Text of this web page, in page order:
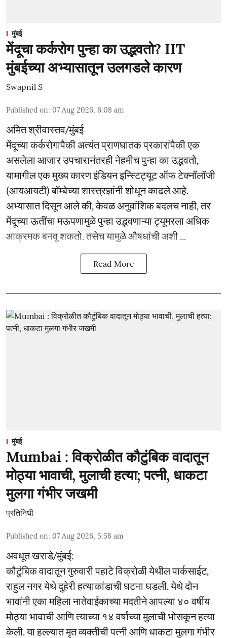
मुंबई
मेंदूचा कर्करोग पुन्हा का उद्भवतो? IIT
मुंबईच्या अभ्यासातून उलगडले कारण
Swapnil S
Published on: 07 Aug 2026, 6:08 am
अमित श्रीवास्तव/मुंबई
मेंदूच्या कर्करोगापैकी अत्यंत प्राणघातक प्रकारांपैकी एक
असलेला आजार उपचारानंतरही नेहमीच पुन्हा का उद्भवतो,
यामागील एक मुख्य कारण इंडियन इन्स्टिट्यूट ऑफ टेक्नॉलॉजी
(आयआयटी) बॉम्बेच्या शास्त्रज्ञांनी शोधून काढले आहे.
अभ्यासात दिसून आले की, केवळ अनुवांशिक बदलच नाही, तर
मेंदूच्या ऊतींचा मऊपणामुळे पुन्हा उद्भवणाऱ्या ट्यूमरला अधिक
आक्रमक बनवू शकतो. तसेच यामुळे औषधांची अशी ...
Read More
मुंबई
Mumbai : विक्रोळीत कौटुंबिक वादातून
मोठ्या भावाची, मुलाची हत्या; पत्नी, धाकटा
मुलगा गंभीर जखमी
प्रतिनिधी
Published on: 07 Aug 2026, 5:58 am
अवधूत खराडे/मुंबई:
कौटुंबिक वादातून गुरुवारी पहाटे विक्रोळी येथील पार्कसाईट,
राहुल नगर येथे दुहेरी हत्याकांडाची घटना घडली. येथे दोन
भावांनी एका महिला नातेवाईकाच्या मदतीने आपल्या ४० वर्षीय
मोठ्या भावाची आणि त्याच्या १४ वर्षांच्या मुलाची भोसकून हत्या
केली. या हल्ल्यात मृत व्यक्तीची पत्नी आणि धाकटा मुलगा गंभीर